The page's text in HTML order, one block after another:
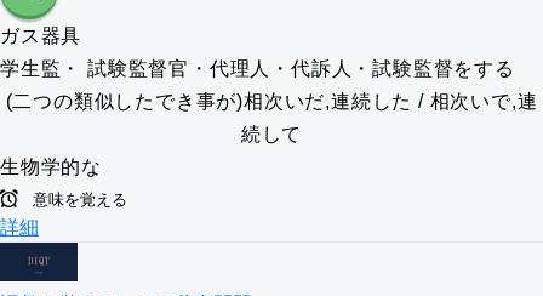
ガス器具
学生監・ 試験監督官・代理人・代訴人・試験監督をする
(二つの類似したでき事が)相次いだ,連続した / 相次いで,連
続して
生物学的な
意味を覚える
詳細